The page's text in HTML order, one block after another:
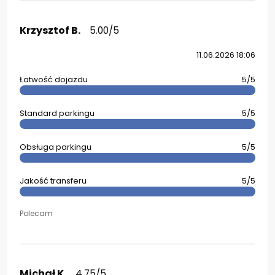
Krzysztof B. 5.00/5
11.06.2026 18:06
Łatwość dojazdu 5/5
Standard parkingu 5/5
Obsługa parkingu 5/5
Jakość transferu 5/5
Polecam